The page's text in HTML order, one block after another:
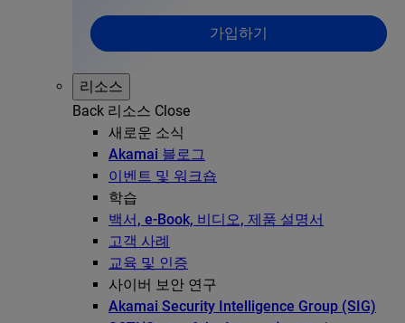
가입하기
리소스
Back 리소스 Close
새로운 소식
Akamai 블로그
이벤트 및 워크숍
학습
백서, e-Book, 비디오, 제품 설명서
고객 사례
교육 및 인증
사이버 보안 연구
Akamai Security Intelligence Group (SIG)